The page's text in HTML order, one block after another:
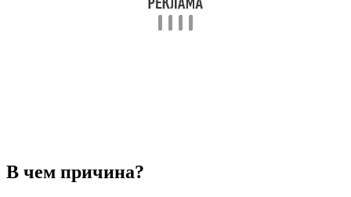
В чем причина?